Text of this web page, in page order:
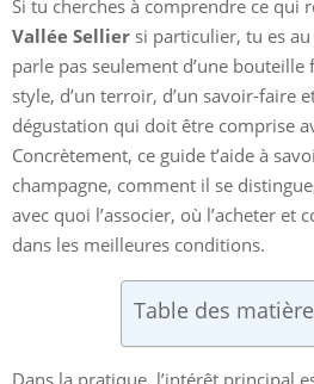
Si tu cherches à comprendre ce qui
Vallée Sellier si particulier, tu es
parle pas seulement d’une bouteille
style, d’un terroir, d’un savoir-faire
dégustation qui doit être comprise
Concrètement, ce guide t’aide à
champagne, comment il se
avec quoi l’associer, où l’acheter et
dans les meilleures conditions.
Table des
Dans la pratique, l’intérêt principal